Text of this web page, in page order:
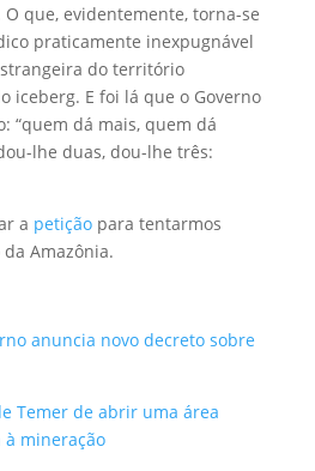
que, evidentemente, torna-se
praticamente inexpugnável
do território
iceberg. E foi lá que o Governo
“quem dá mais, quem dá
lhe duas, dou-lhe três:
a petiçãopara tentarmos
Amazônia.
anuncia novo decreto sobre
Temer de abrir uma área
à mineração